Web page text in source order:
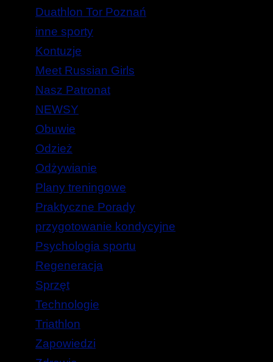
Duathlon Tor Poznań
inne sporty
Kontuzje
Meet Russian Girls
Nasz Patronat
NEWSY
Obuwie
Odzież
Odżywianie
Plany treningowe
Praktyczne Porady
przygotowanie kondycyjne
Psychologia sportu
Regeneracja
Sprzęt
Technologie
Triathlon
Zapowiedzi